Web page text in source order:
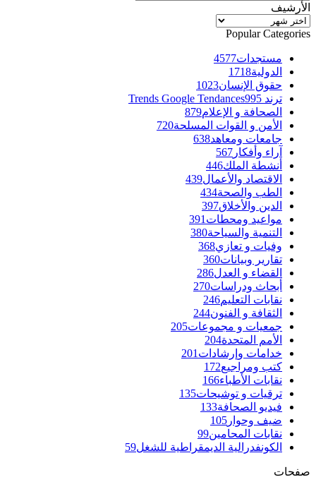
الأرشيف
الأرشيف
Popular Categories
مستجدات4577
الدولية1718
حقوق الإنسان1023
ترند Trends Google Tendances 995
الصحافة و الإعلام879
الأمن و القوات المسلحة720
جامعات ومعاهد638
آراء وأفكار 567
أنشطة الملك446
الاقتصاد والأعمال439
الطب والصحة434
الدين والأخلاق397
مواعيد ومحطات 391
التنمية والسياحة380
وفيات و تعازي368
تقارير وبيانات360
القضاء و العدل286
أبحاث ودراسات270
نقابات التعليم246
الثقافة و الفنون244
جمعيات و مجموعات205
الأمم المتحدة204
خدامات وإرشادات 201
كتب ومراجيع172
نقابات الأطباء166
ترقيات و توشيحات135
فيديو الصحافة133
ضيف وحوار 105
نقابات المحامين99
الكونفدرالية الديمقراطية للشغل59
صفحات